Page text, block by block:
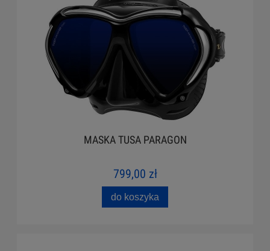
MASKA TUSA PARAGON
799,00 zł
do koszyka